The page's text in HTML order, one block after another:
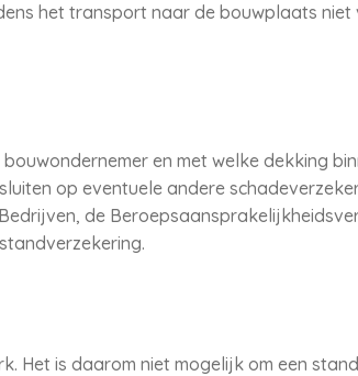
het transport naar de bouwplaats
en met welke dekking
op eventuele andere
de
Het is daarom niet mogelijk om een